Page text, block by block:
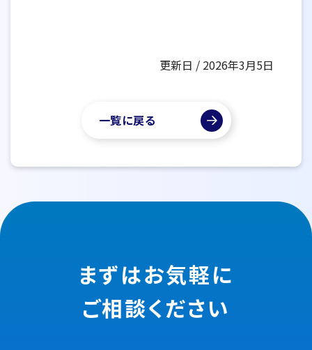
更新日 / 2026年3月5日
一覧に戻る
まずはお気軽に
ご相談ください